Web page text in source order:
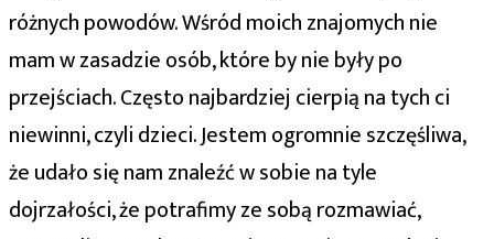
różnych powodów. Wśród moich znajomych nie
mam w zasadzie osób, które by nie były po
przejściach. Często najbardziej cierpią na tych ci
niewinni, czyli dzieci. Jestem ogromnie szczęśliwa,
że udało się nam znaleźć w sobie na tyle
dojrzałości, że potrafimy ze sobą rozmawiać,